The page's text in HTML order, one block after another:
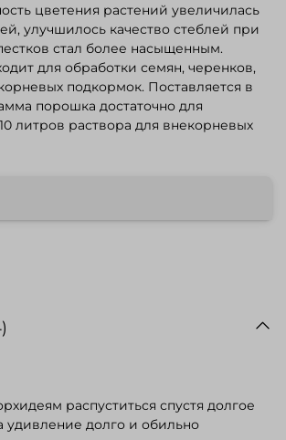
цветения растений увеличилась
улучшилось качество стеблей при
стал более насыщенным.
для обработки семян, черенков,
подкормок. Поставляется в
порошка достаточно для
литров раствора для внекорневых
распуститься спустя долгое
удивление долго и обильно